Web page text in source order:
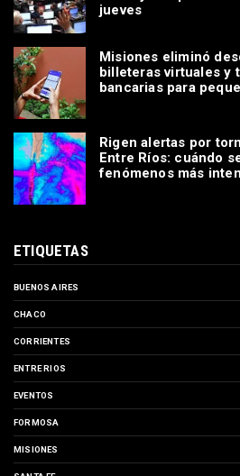
jueves
Misiones eliminó
billeteras virtuales y
bancarias para
Rigen alertas por
Entre Ríos: cuándo
fenómenos más
ETIQUETAS
BUENOS AIRES
CHACO
CORRIENTES
ENTRE RIOS
EVENTOS
FORMOSA
MISIONES